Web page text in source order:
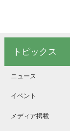
トピックス
ニュース
イベント
メディア掲載